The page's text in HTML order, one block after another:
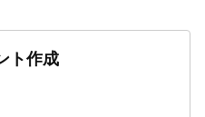
ト作成